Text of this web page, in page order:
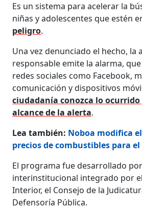
Es un sistema para acelerar la
niñas y adolescentes que estén
peligro.
Una vez denunciado el hecho, la
responsable emite la alarma,
redes sociales como Facebook,
comunicación y dispositivos
ciudadanía conozca lo ocurrido
alcance de la alerta.
Lea también: Noboa modifica
precios de combustibles para
El programa fue desarrollado
interinstitucional integrado por
Interior, el Consejo de la
Defensoría Pública.